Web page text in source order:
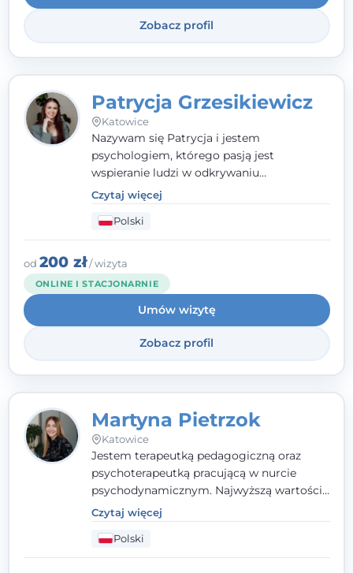
Zobacz profil
Patrycja Grzesikiewicz
Katowice
Nazywam się Patrycja i jestem
psychologiem, którego pasją jest
wspieranie ludzi w odkrywaniu
wewnętrznej siły i radzeniu sobie z
codziennymi trudnościami. Pracuję w
nurcie poznawczo-behawioralnym, oferując
indywidualne podejście pełne empatii,
zaufania i wsparcia. Jeśli masz za sobą
trudny czas, jestem tutaj dla Ciebie.
Czytaj więcej
Polski
od 200 zł/ wizyta
ONLINE I STACJONARNIE
Umów wizytę
Zobacz profil
Martyna Pietrzok
Katowice
Jestem terapeutką pedagogiczną oraz
psychoterapeutką pracującą w nurcie
psychodynamicznym. Najwyższą wartością
jest dla mnie bliska, pełna zrozumienia i
zaangażowania relacja z pacjentem. To
właśnie ta oparta na zaufaniu więź staje się
przestrzenią, w której można dotrzeć do
Czytaj więcej
Polski